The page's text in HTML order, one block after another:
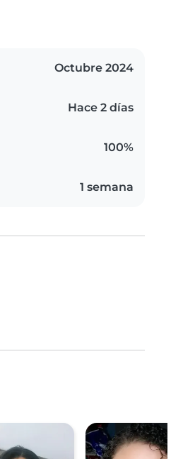
Octubre 2024
Hace 2 días
100%
1 semana